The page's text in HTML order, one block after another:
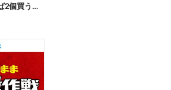
【おトク】対象の焼きそば2個買うと100円引き!